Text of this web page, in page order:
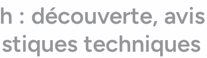
: découverte,
techniques